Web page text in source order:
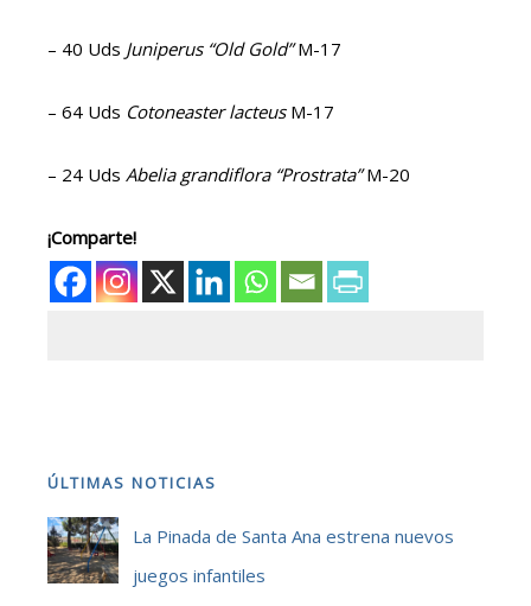
– 40 Uds Juniperus “Old Gold”M-17
– 64 Uds Cotoneaster lacteusM-17
– 24 Uds Abelia grandiflora “Prostrata”M-20
¡Comparte!
ÚLTIMAS NOTICIAS
La Pinada de Santa Ana estrena nuevos
juegos infantiles